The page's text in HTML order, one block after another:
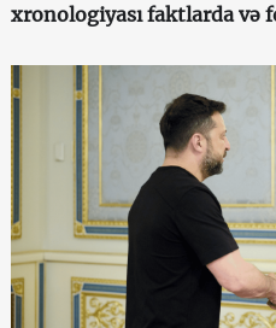
xronologiyası faktlarda və